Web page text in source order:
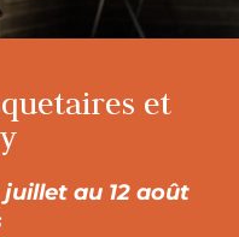
et
au 12 août